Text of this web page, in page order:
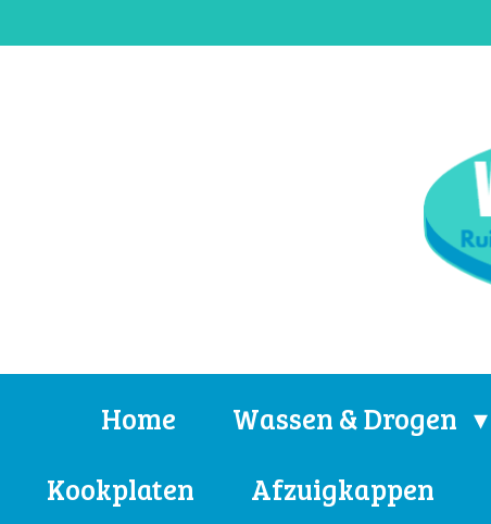
direct
Home Wassen & Drogen
Kookplaten
Afzuigkappen